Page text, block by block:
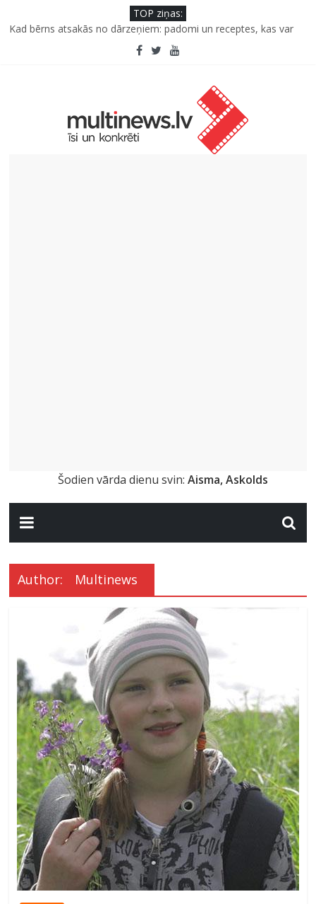
TOP ziņas:
Kāpēc padomju militāro mantojumu ir svarīgi izprast arī šodien
un kā to palīdz paveikt papildinātā realitāte
Kad bērns atsakās no dārzeņiem: padomi un receptes, kas var
Deigeļu pāris izdod otro singlu “Plkst. 3.00” no topošā albuma
Iniciatīvā “Daru labu dabai” aicina palīdzēt atjaunot Jašas upes
Septiņas profesijas, kas izturēs mākslīgā intelekta laikmetu
Šodien vārda dienu svin: Aisma, Askolds
Author: Multinews